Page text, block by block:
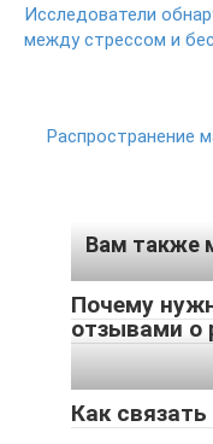
Исследователи
между стрессом и
Распространение
Вам также
Почему
отзывами о
Как